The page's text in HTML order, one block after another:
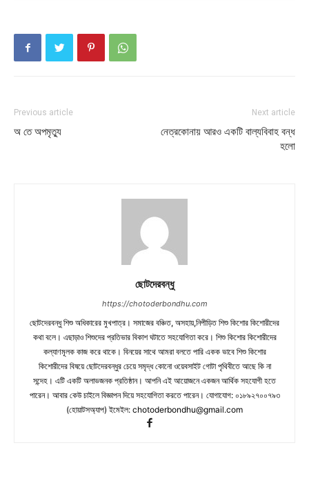
Previous article
অ তে অপমৃত্যু
Next article
নেত্রকোনায় আরও একটি বাল্যবিবাহ বন্ধ
হলো
ছোটদেরবন্ধু
https://chotoderbondhu.com
ছোটদেরবন্ধু শিশু অধিকারের মুখপাত্র। সমাজের বঞ্চিত, অসহায়,নিপীড়িত শিশু কিশোর কিশোরীদের
কথা বলে। এছাড়াও শিশুদের প্রতিভার বিকাশ ঘটাতে সহযোগিতা করে। শিশু কিশোর কিশোরীদের
কল্যাণমূলক কাজ করে থাকে। বিনয়ের সাথে আমরা বলতে পারি একক ভাবে শিশু কিশোর
কিশোরীদের বিষয়ে ছোটদেরবন্ধুর চেয়ে সমৃদ্ধ কোনো ওয়েবসাইট গোটা পৃথিবীতে আছে কি না
সন্দেহ। এটি একটি অলাভজনক প্রতিষ্ঠান। আপনি এই আয়োজনে একজন আর্থিক সহযোগী হতে
পারেন। আবার কেউ চাইলে বিজ্ঞাপন দিয়ে সহযোগিতা করতে পারেন। যোগাযোগ: ০১৮৯২৭০০৭৯৩
(হোয়াটসঅ্যাপ) ইমেইল: chotoderbondhu@gmail.com